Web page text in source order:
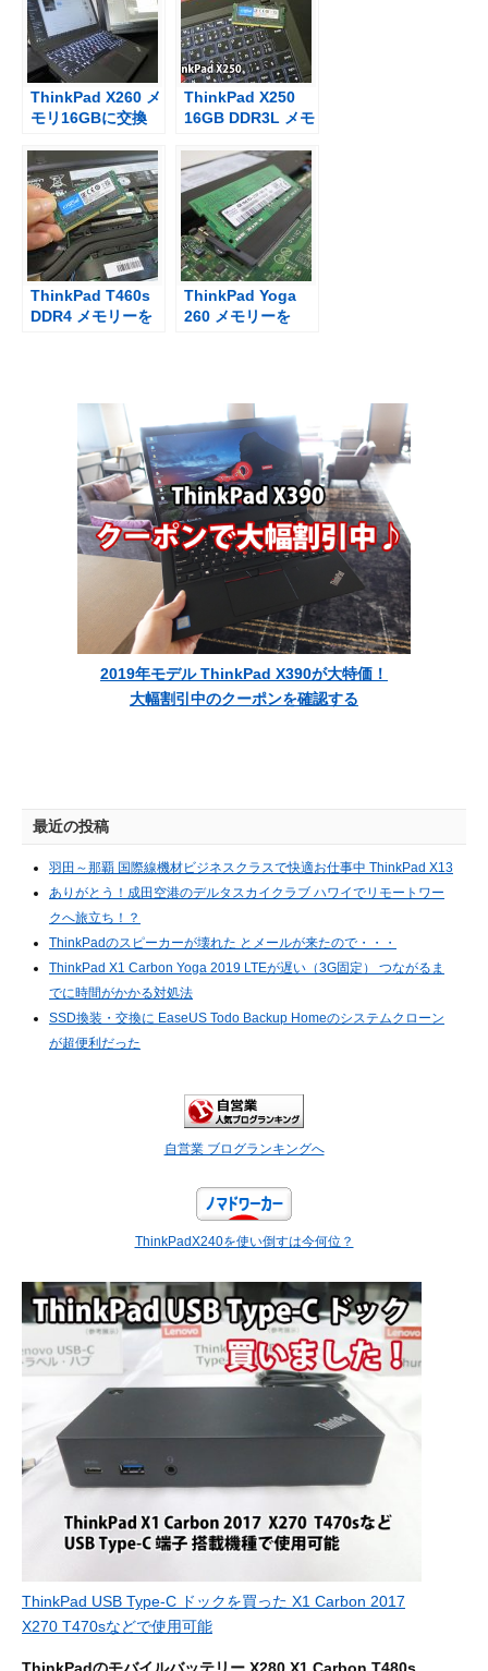
ThinkPad X260 メ
モリ16GBに交換
チモニタ時の安心
感が段違い
ThinkPad X250
16GB DDR3L メモ
も高い・・・
ThinkPad T460s
DDR4 メモリーを
ThinkPad Yoga
260 メモリーを
2019年モデル ThinkPad X390が大特価！
大幅割引中のクーポンを確認する
最近の投稿
羽田～那覇 国際線機材ビジネスクラスで快適お仕事中 ThinkPad X13
ありがとう！成田空港のデルタスカイクラブ ハワイでリモートワー
クへ旅立ち！？
ThinkPadのスピーカーが壊れた とメールが来たので・・・
ThinkPad X1 Carbon Yoga 2019 LTEが遅い（3G固定） つながるま
でに時間がかかる対処法
SSD換装・交換に EaseUS Todo Backup Homeのシステムクローン
が超便利だった
自営業 ブログランキングへ
ThinkPadX240を使い倒すは今何位？
ThinkPad USB Type-C ドックを買った X1 Carbon 2017
X270 T470sなどで使用可能